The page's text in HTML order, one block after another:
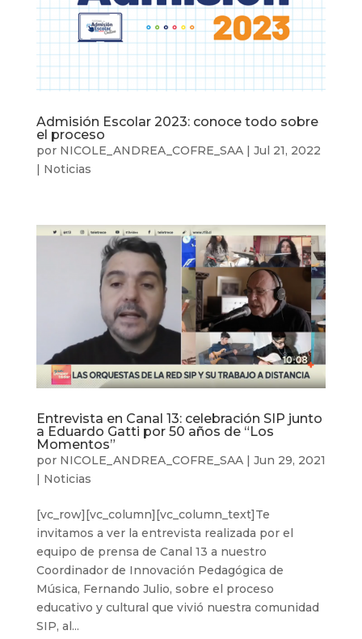
Admisión Escolar 2023: conoce todo sobre
el proceso
por NICOLE_ANDREA_COFRE_SAA| Jul 21, 2022
Noticias
Entrevista en Canal 13: celebración SIP junto
a Eduardo Gatti por 50 años de “Los
Momentos”
por NICOLE_ANDREA_COFRE_SAA| Jun 29, 2021
| Noticias
[vc_row][vc_column][vc_column_text]Te
invitamos a ver la entrevista realizada por el
equipo de prensa de Canal 13 a nuestro
Coordinador de Innovación Pedagógica de
Música, Fernando Julio, sobre el proceso
educativo y cultural que vivió nuestra comunidad
SIP, al...